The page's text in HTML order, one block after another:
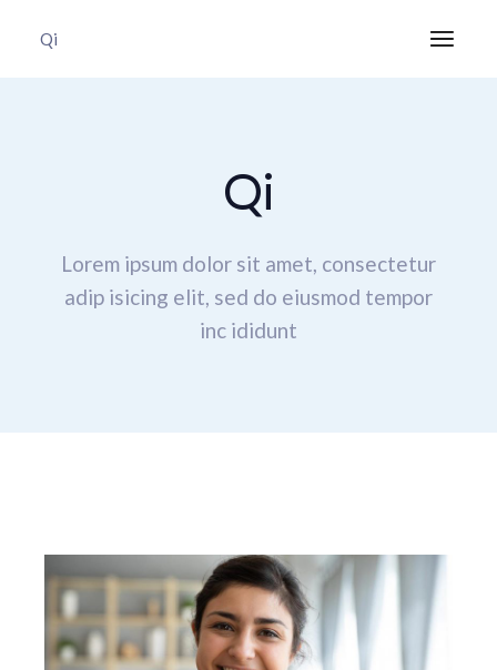
Qi
Qi
Lorem ipsum dolor sit amet, consectetur
adip isicing elit, sed do eiusmod tempor
inc ididunt